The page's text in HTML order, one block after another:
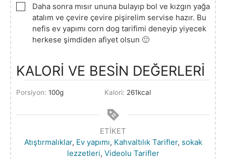
▢
Daha sonra mısır ununa bulayıp bol ve kızgın yağa
atalım ve çevire çevire pişirelim servise hazır. Bu
nefis ev yapımı corn dog tarifimi deneyip yiyecek
herkese şimdiden afiyet olsun 🙂
KALORI VE BESIN DEĞERLERI
Porsiyon: 100g Kalori: 261kcal
ETIKET
Atıştırmalıklar, Ev yapımı, Kahvaltılık Tarifler, sokak
lezzetleri, Videolu Tarifler